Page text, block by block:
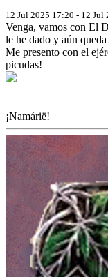
12 Jul 2025 17:20 - 12 Jul
Venga, vamos con El
le he dado y aún
Me presento con el
picudas!
¡Namárië!